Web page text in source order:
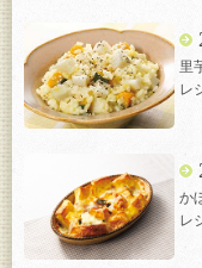
里
レ
か
レ